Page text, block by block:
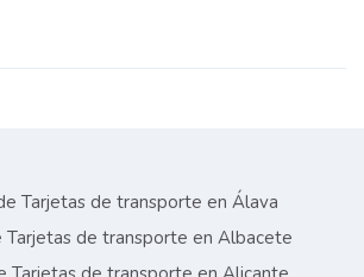
Tarjetas de transporte en Álava
Tarjetas de transporte en Albacete